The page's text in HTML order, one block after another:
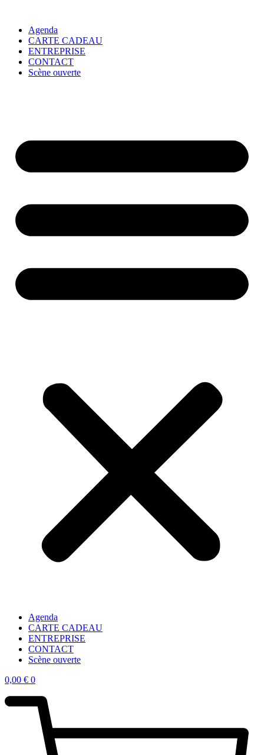
Agenda
CARTE CADEAU
ENTREPRISE
CONTACT
Scène ouverte
Agenda
CARTE CADEAU
ENTREPRISE
CONTACT
Scène ouverte
0,00 € 0